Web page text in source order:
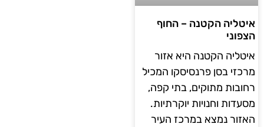
איטליה הקטנה – החוף
הצפוני
איטליה הקטנה היא אזור
מרכזי בסן פרנסיסקו המכיל
רחובות מתוקים, בתי קפה,
מסעדות וחנויות יוקרתיות.
האזור נמצא במרכז העיר